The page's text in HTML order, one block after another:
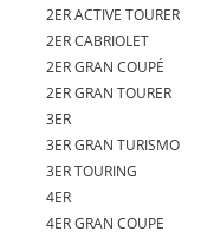
2ER ACTIVE TOURER
2ER CABRIOLET
2ER GRAN COUPÉ
2ER GRAN TOURER
3ER
3ER GRAN TURISMO
3ER TOURING
4ER
4ER GRAN COUPE